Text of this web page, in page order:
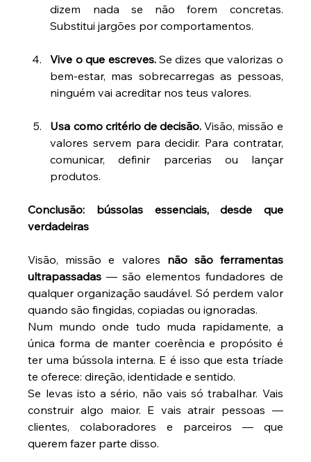
dizem nada se não forem concretas.
Substitui jargões por comportamentos.
Vive o que escreves. Se dizes que valorizas o
bem-estar, mas sobrecarregas as pessoas,
ninguém vai acreditar nos teus valores.
Usa como critério de decisão. Visão, missão e
valores servem para decidir. Para contratar,
comunicar, definir parcerias ou lançar
produtos.
Conclusão: bússolas essenciais, desde que
verdadeiras
Visão, missão e valores não são ferramentas
ultrapassadas — são elementos fundadores de
qualquer organização saudável. Só perdem valor
quando são fingidas, copiadas ou ignoradas.
Num mundo onde tudo muda rapidamente, a
única forma de manter coerência e propósito é
ter uma bússola interna. E é isso que esta tríade
te oferece: direção, identidade e sentido.
Se levas isto a sério, não vais só trabalhar. Vais
construir algo maior. E vais atrair pessoas —
clientes, colaboradores e parceiros — que
querem fazer parte disso.